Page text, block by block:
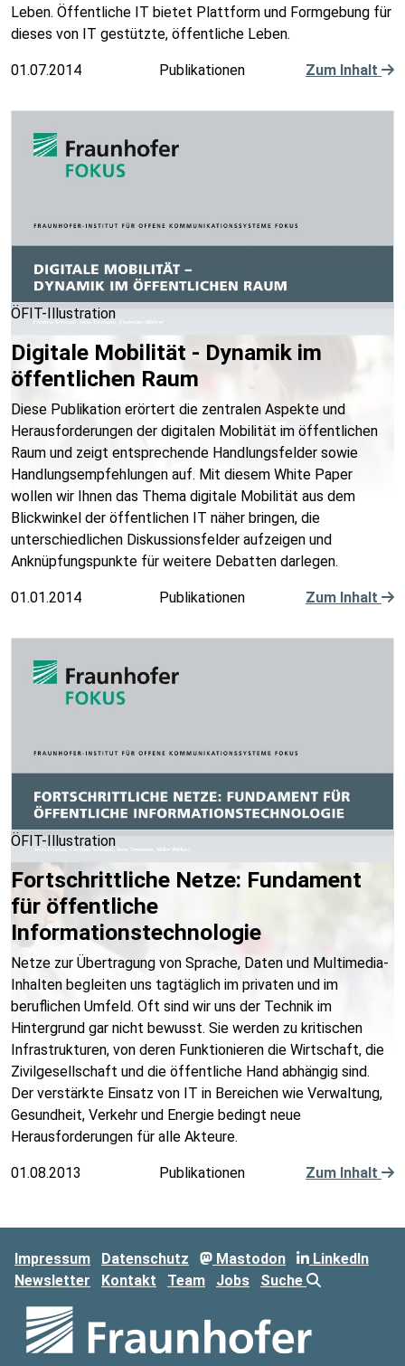
Leben. Öffentliche IT bietet Plattform und Formgebung für
dieses von IT gestützte, öffentliche Leben.
01.07.2014 Publikationen Zum Inhalt
ÖFIT-Illustration
Digitale Mobilität - Dynamik im
öffentlichen Raum
Diese Publikation erörtert die zentralen Aspekte und
Herausforderungen der digitalen Mobilität im öffentlichen
Raum und zeigt entsprechende Handlungsfelder sowie
Handlungsempfehlungen auf. Mit diesem White Paper
wollen wir Ihnen das Thema digitale Mobilität aus dem
Blickwinkel der öffentlichen IT näher bringen, die
unterschiedlichen Diskussionsfelder aufzeigen und
Anknüpfungspunkte für weitere Debatten darlegen.
01.01.2014 Publikationen Zum Inhalt
ÖFIT-Illustration
Fortschrittliche Netze: Fundament
für öffentliche
Informationstechnologie
Netze zur Übertragung von Sprache, Daten und Multimedia-
Inhalten begleiten uns tagtäglich im privaten und im
beruflichen Umfeld. Oft sind wir uns der Technik im
Hintergrund gar nicht bewusst. Sie werden zu kritischen
Infrastrukturen, von deren Funktionieren die Wirtschaft, die
Zivilgesellschaft und die öffentliche Hand abhängig sind.
Der verstärkte Einsatz von IT in Bereichen wie Verwaltung,
Gesundheit, Verkehr und Energie bedingt neue
Herausforderungen für alle Akteure.
01.08.2013 Publikationen Zum Inhalt
Impressum Datenschutz Mastodon
LinkedIn
Newsletter
Kontakt Team Jobs Suche